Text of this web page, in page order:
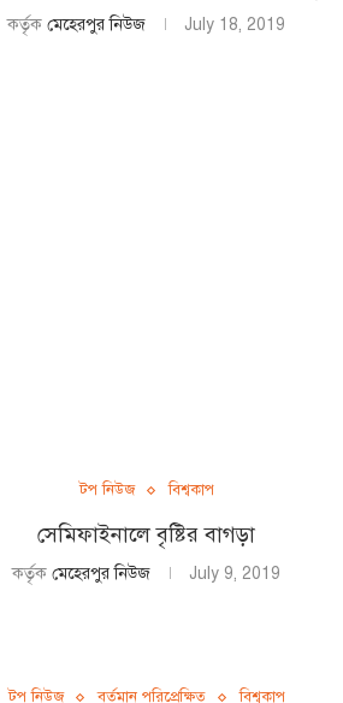
কর্তৃকমেহেরপুর নিউজ July 18, 2019
টপ নিউজ বিশ্বকাপ
সেমিফাইনালে বৃষ্টির বাগড়া
কর্তৃকমেহেরপুর নিউজ July 9, 2019
টপ নিউজ বর্তমান পরিপ্রেক্ষিত বিশ্বকাপ